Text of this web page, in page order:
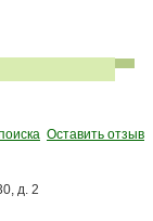
Оставить отзыв
д. 2